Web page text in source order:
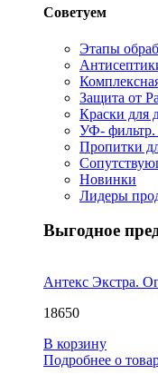
Советуем
Этапы
Защита от
Краски для
УФ-
Пропитки
Новинки
Лидеры
Выгодное
Антекс Экстра.
18650
В корзину
Подробнее о